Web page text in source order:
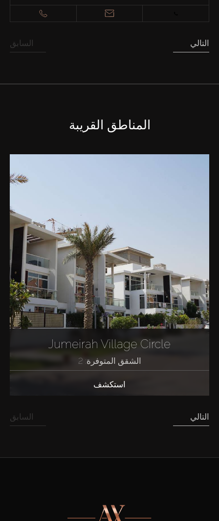
السابق التالي
المناطق القريبة
Jumeirah Village Circle
الشقق المتوفرة: 2
استكشف
السابق التالي